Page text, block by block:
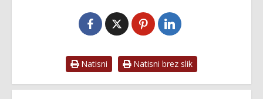
Natisni Natisni brez slik